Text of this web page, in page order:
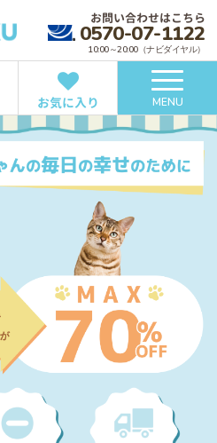
お問い合わせはこちら
0570-07-1122
10:00～20:00（ナビダイヤル）
お気に入り MENU